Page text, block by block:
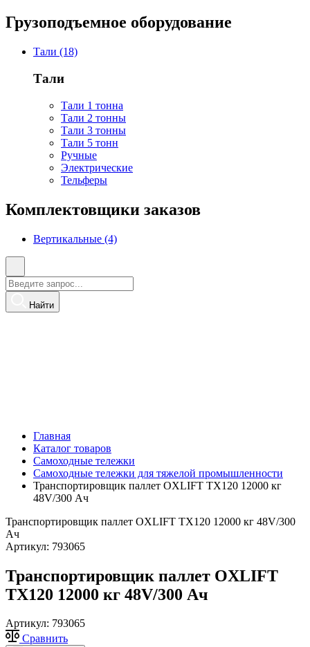
Грузоподъемное оборудование
Тали (18)
Тали
Тали 1 тонна
Тали 2 тонны
Тали 3 тонны
Тали 5 тонн
Ручные
Электрические
Тельферы
Комплектовщики заказов
Вертикальные (4)
Найти
Главная
Каталог товаров
Самоходные тележки
Самоходные тележки для тяжелой промышленности
Транспортировщик паллет OXLIFT TX120 12000 кг
48V/300 Ач
Транспортировщик паллет OXLIFT TX120 12000 кг 48V/300
Ач
Артикул: 793065
Транспортировщик паллет OXLIFT
TX120 12000 кг 48V/300 Ач
Артикул: 793065
Сравнить